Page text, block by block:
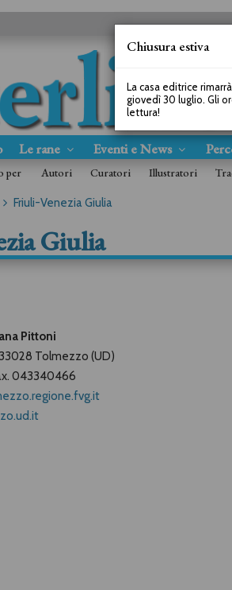
Le rane Eventi e News
per Autori Curatori Illustratori
Friuli-Venezia Giulia
Giulia
Pittoni
Tolmezzo (UD)
043340466
Chiusura estiva
La casa editrice
giovedì 30 luglio. Gli
lettura!